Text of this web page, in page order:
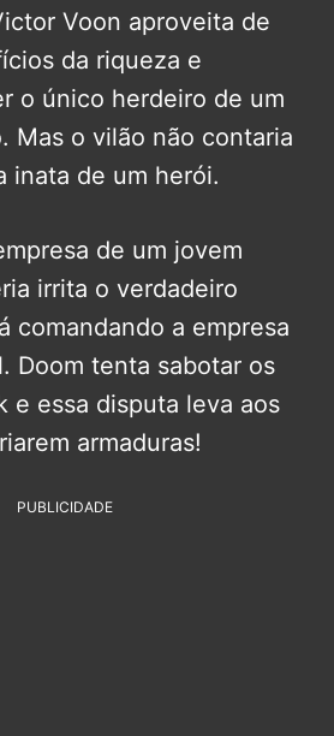
Voon aproveita de
da riqueza e
o único herdeiro de um
Mas o vilão não contaria
inata de um herói.
de um jovem
irrita o verdadeiro
comandando a empresa
Doom tenta sabotar os
e essa disputa leva aos
armaduras!
PUBLICIDADE